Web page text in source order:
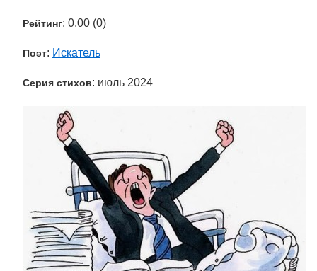
Рейтинг: 0,00 (0)
Поэт: Искатель
Серия стихов: июль 2024